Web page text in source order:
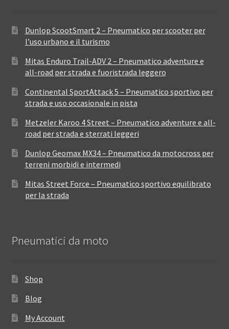
Dunlop ScootSmart 2 – Pneumatico per scooter per
l’uso urbano e il turismo
Mitas Enduro Trail-ADV 2 – Pneumatico adventure e
all-road per strada e fuoristrada leggero
Continental SportAttack 5 – Pneumatico sportivo per
strada e uso occasionale in pista
Metzeler Karoo 4 Street – Pneumatico adventure e all-
road per strada e sterrati leggeri
Dunlop Geomax MX34 – Pneumatico da motocross per
terreni morbidi e intermedi
Mitas Street Force – Pneumatico sportivo equilibrato
per la strada
Pneumatici da moto
Shop
Blog
My Account